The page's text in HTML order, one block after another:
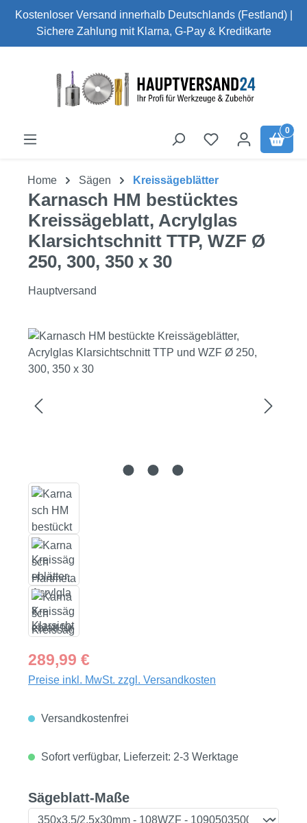
Zum Hauptinhalt springen
Kostenloser Versand innerhalb Deutschlands (Festland) |
Sichere Zahlung mit Klarna, G-Pay & Kreditkarte
0
Home Sägen Kreissägeblätter
Karnasch HM bestücktes
Kreissägeblatt, Acrylglas
Klarsichtschnitt TTP, WZF Ø
250, 300, 350 x 30
Hauptversand
Bildergalerie überspringen
Regulärer Preis:
289,99 €
Preise inkl. MwSt. zzgl. Versandkosten
Versandkostenfrei
Sofort verfügbar, Lieferzeit: 2-3 Werktage
Sägeblatt-Maßeauswählen